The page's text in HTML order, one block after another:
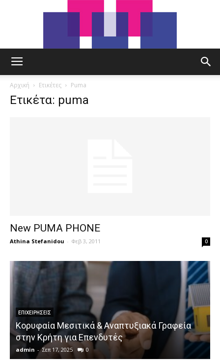
Αρχική Ετικέτες Puma
Ετικέτα: puma
New PUMA PHONE
Athina Stefanidou - Φεβ 3, 2011 0
ΕΠΙΧΕΙΡΉΣΕΙΣ
Κορυφαία Μεσιτικά & Αναπτυξιακά Γραφεία
στην Κρήτη για Επενδυτές
admin - Σεπ 17, 2025 0